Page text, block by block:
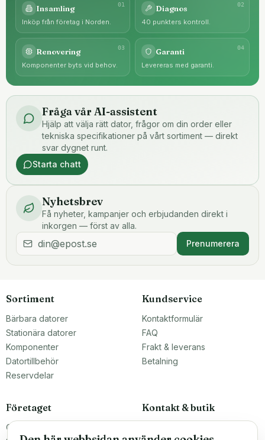
01
Insamling
Inköp från företag i Norden.
02
Diagnos
40 punkters kontroll.
03
Renovering
Komponenter byts vid behov.
04
Garanti
Levereras med garanti.
Fråga vår AI-assistent
Hjälp att välja rätt dator, frågor om din order eller
tekniska specifikationer på vårt sortiment — direkt
svar dygnet runt.
Starta chatt
Nyhetsbrev
Få nyheter, kampanjer och erbjudanden direkt i
inkorgen — först av alla.
Prenumerera
Sortiment
Bärbara datorer
Stationära datorer
Komponenter
Datortillbehör
Reservdelar
Kundservice
Kontaktformulär
FAQ
Frakt & leverans
Betalning
Företaget
Om oss
Kontakt & butik